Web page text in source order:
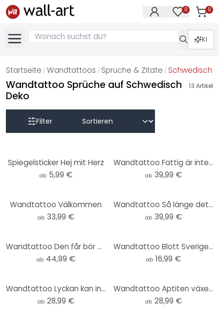
0 0
KI
Startseite /Wandtattoos / Sprüche & Zitate / Schwedisch
Wandtattoo Sprüche auf Schwedisch
Deko
13 Artikel
Filter
Spiegelsticker Hej mit Herz
ab 5,99 €
Wandtattoo Fattig är inte den som har lite...
ab 39,99 €
Wandtattoo Välkommen
ab 33,99 €
Wandtattoo Så länge det finns liv finns det hopp
ab 39,99 €
Wandtattoo Den får bör medvind som bida gitter
ab 44,99 €
Wandtattoo Blott Sverige svenska krusbär har
ab 16,99 €
Wandtattoo Lyckan kan inte köpas för pengar
ab 28,99 €
Wandtattoo Aptiten växer medan man äter
ab 28,99 €